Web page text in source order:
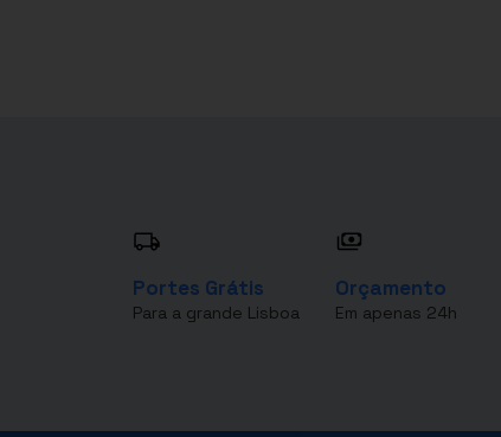
Portes Grátis
Para a grande Lisboa
Orçamento
Em apenas 24h